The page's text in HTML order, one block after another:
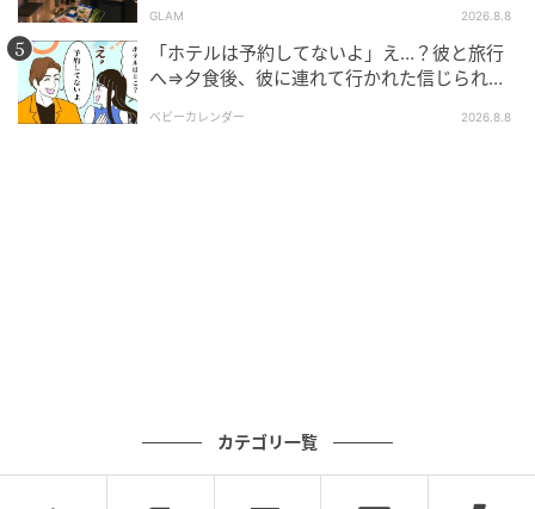
めた読者様の体験談をもとに記事化しています（回答
時期：2026年5月）
ベビーカレンダー編集部
GLAM 2026.8.8
「ホテルは予約してないよ」え…？彼と旅行
へ⇒夕食後、彼に連れて行かれた信じられな
ベビーカレンダー 2026.8.8
カテゴリ一覧